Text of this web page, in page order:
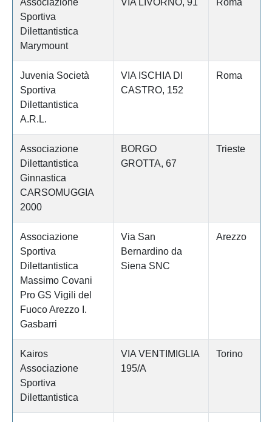
Associazione
Sportiva
Dilettantistica
Marymount
VIA LIVORNO, 91 Roma
Juvenia Società
Sportiva
Dilettantistica
A.R.L.
VIA ISCHIA DI
CASTRO, 152
Roma
Associazione
Dilettantistica
Ginnastica
CARSOMUGGIA
2000
BORGO
GROTTA, 67
Trieste
Associazione
Sportiva
Dilettantistica
Massimo Covani
Pro GS Vigili del
Fuoco Arezzo I.
Gasbarri
Via San
Bernardino da
Siena SNC
Arezzo
Kairos
Associazione
Sportiva
Dilettantistica
VIA VENTIMIGLIA
195/A
Torino